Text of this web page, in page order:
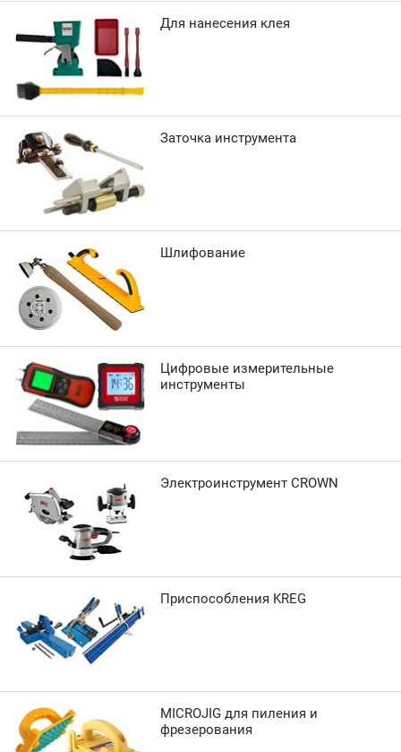
Для нанесения клея
Заточка инструмента
Шлифование
Цифровые измерительные
инструменты
Электроинструмент CROWN
Приспособления KREG
MICROJIG для пиления и
фрезерования